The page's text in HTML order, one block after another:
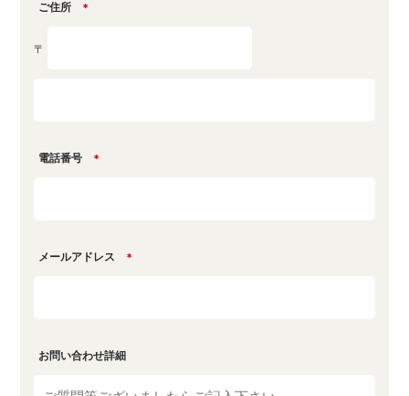
ご住所 ＊
〒
電話番号 ＊
メールアドレス ＊
お問い合わせ詳細